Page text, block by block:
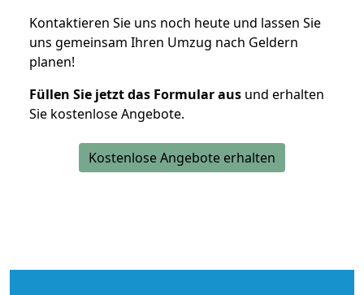
Kontaktieren Sie uns noch heute und lassen Sie
uns gemeinsam Ihren Umzug nach Geldern
planen!
Füllen Sie jetzt das Formular aus und erhalten
Sie kostenlose Angebote.
Kostenlose Angebote erhalten